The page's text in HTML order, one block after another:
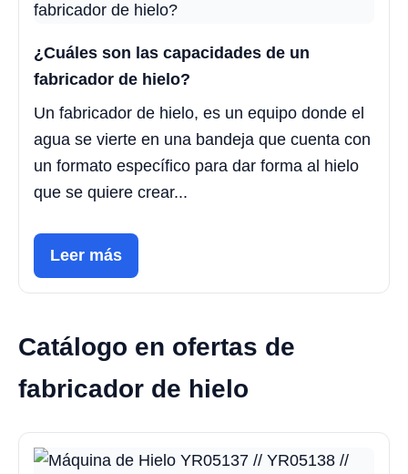
¿Cuáles son las capacidades de un
fabricador de hielo?
Un fabricador de hielo, es un equipo donde el
agua se vierte en una bandeja que cuenta con
un formato específico para dar forma al hielo
que se quiere crear...
Leer más
Catálogo en ofertas de
fabricador de hielo